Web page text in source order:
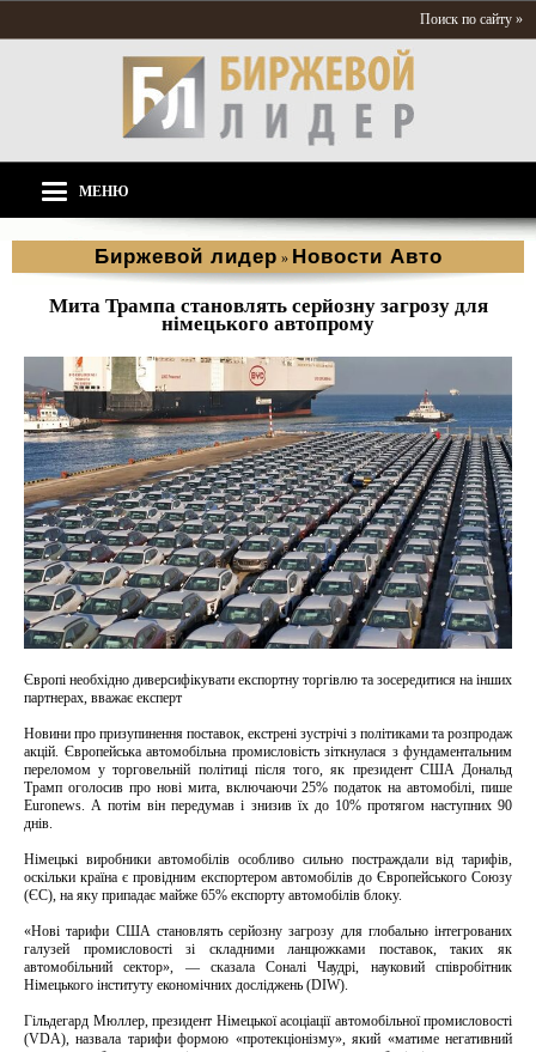
Поиск по сайту »
МЕНЮ
Биржевой лидер » Новости Aвто
Мита Трампа становлять серйозну загрозу для
німецького автопрому
Європі необхідно диверсифікувати експортну торгівлю та зосередитися на інших
партнерах, вважає експерт
Новини про призупинення поставок, екстрені зустрічі з політиками та розпродаж
акцій. Європейська автомобільна промисловість зіткнулася з фундаментальним
переломом у торговельній політиці після того, як президент США Дональд
Трамп оголосив про нові мита, включаючи 25% податок на автомобілі, пише
Euronews. А потім він передумав і знизив їх до 10% протягом наступних 90
днів.
Німецькі виробники автомобілів особливо сильно постраждали від тарифів,
оскільки країна є провідним експортером автомобілів до Європейського Союзу
(ЄС), на яку припадає майже 65% експорту автомобілів блоку.
«Нові тарифи США становлять серйозну загрозу для глобально інтегрованих
галузей промисловості зі складними ланцюжками поставок, таких як
автомобільний сектор», — сказала Соналі Чаудрі, науковий співробітник
Німецького інституту економічних досліджень (DIW).
Гільдегард Мюллер, президент Німецької асоціації автомобільної промисловості
(VDA), назвала тарифи формою «протекціонізму», який «матиме негативний